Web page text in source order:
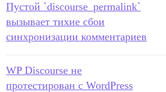
Пустой `discourse_permalink`
вызывает тихие сбои
синхронизации комментариев
WP Discourse не
протестирован с WordPress